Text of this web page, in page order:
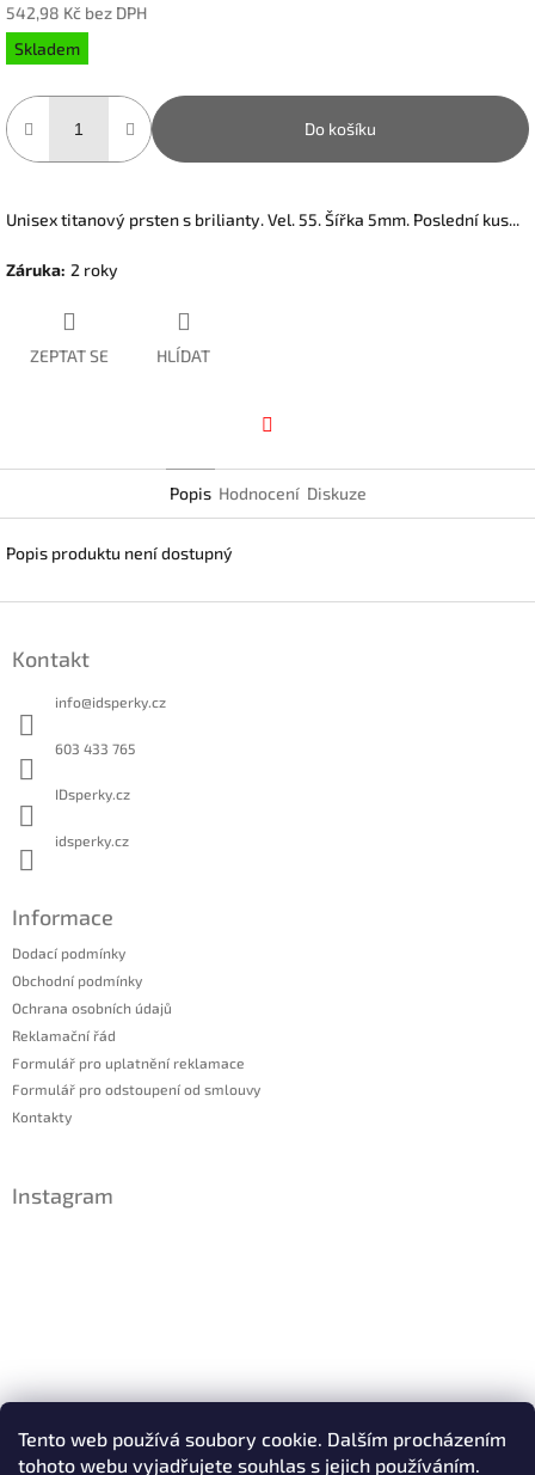
Tento web používá soubory cookie. Dalším procházením
tohoto webu vyjadřujete souhlas s jejich používáním.
542,98 Kč bez DPH
Měrná
cena:
Skladem
Do košíku
Unisex titanový prsten s brilianty. Vel. 55. Šířka 5mm. Poslední kus...
Záruka: 2 roky
ZEPTAT SE HLÍDAT
Popis Hodnocení Diskuze
Popis produktu není dostupný
Kontakt
info@idsperky.cz
603 433 765
IDsperky.cz
idsperky.cz
Informace
Dodací podmínky
Obchodní podmínky
Ochrana osobních údajů
Reklamační řád
Formulář pro uplatnění reklamace
Formulář pro odstoupení od smlouvy
Kontakty
Instagram
Sledovat na Instagramu